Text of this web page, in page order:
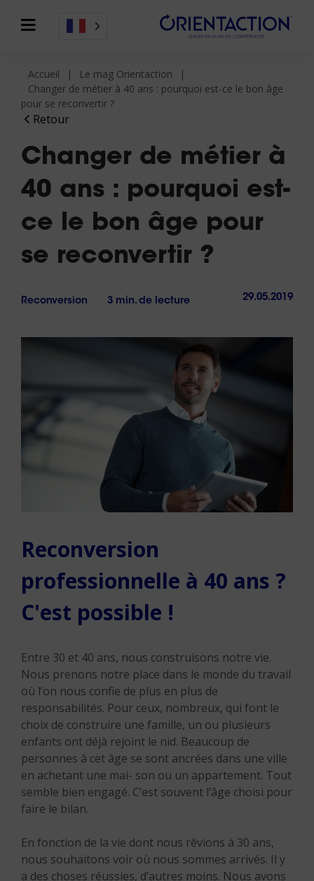
Retour
Accueil
Le mag Orientaction
Changer de métier à 40 ans : pourquoi est-ce le bon âge
pour se reconvertir ?
Changer de métier à
40 ans : pourquoi est-
ce le bon âge pour
se reconvertir ?
Reconversion 3 min. de lecture 29.05.2019
Reconversion
professionnelle à 40 ans ?
C'est possible !
Entre 30 et 40 ans, nous construisons notre vie.
Nous prenons notre place dans le monde du travail
où l’on nous confie de plus en plus de
responsabilités. Pour ceux, nombreux, qui font le
choix de construire une famille, un ou plusieurs
enfants ont déjà rejoint le nid. Beaucoup de
personnes à cet âge se sont ancrées dans une ville
en achetant une mai- son ou un appartement. Tout
semble bien engagé. C’est souvent l’âge choisi pour
faire le bilan.
En fonction de la vie dont nous rêvions à 30 ans,
nous souhaitons voir où nous sommes arrivés. Il y
a des choses réussies, d’autres moins. Nous avons